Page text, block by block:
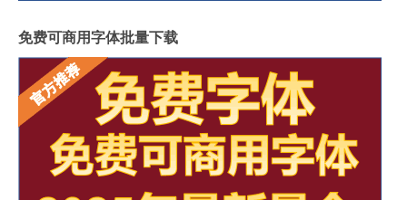
免费可商用字体批量下载